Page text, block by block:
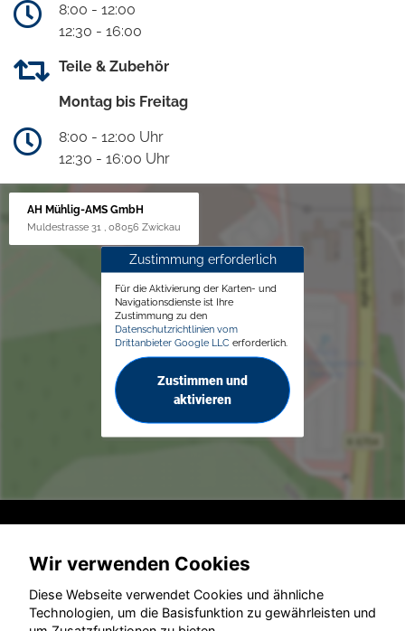
8:00 - 12:00
12:30 - 16:00
Teile & Zubehör
Montag bis Freitag
8:00 - 12:00 Uhr
12:30 - 16:00 Uhr
AH Mühlig-AMS GmbH
Muldestrasse 31 , 08056 Zwickau
Zustimmung erforderlich
Für die Aktivierung der Karten- und
Navigationsdienste ist Ihre
Zustimmung zu den
Datenschutzrichtlinien vom
Drittanbieter Google LLC erforderlich.
Zustimmen und
aktivieren
Wir verwenden Cookies
Diese Webseite verwendet Cookies und ähnliche
Technologien, um die Basisfunktion zu gewährleisten und